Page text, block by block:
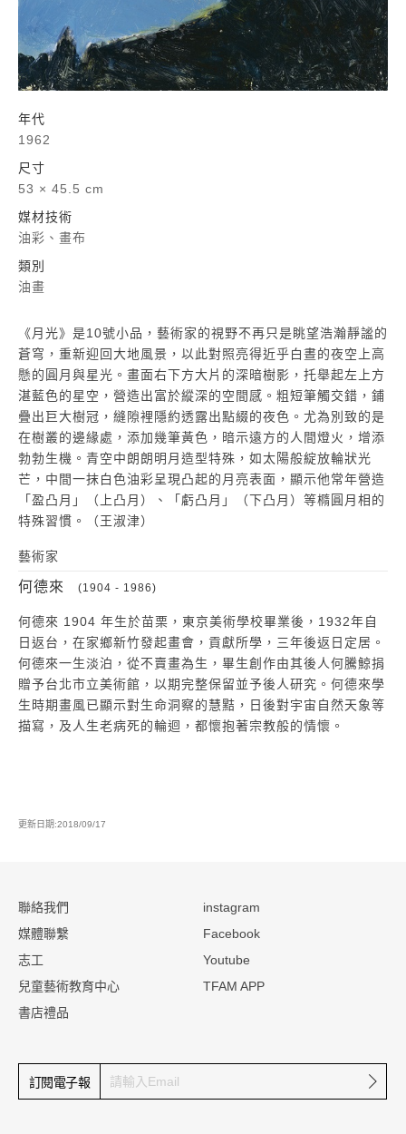
年代
1962
尺寸
53 × 45.5 cm
媒材技術
油彩、畫布
類別
油畫
《月光》是10號小品，藝術家的視野不再只是眺望浩瀚靜謐的
蒼穹，重新迎回大地風景，以此對照亮得近乎白晝的夜空上高
懸的圓月與星光。畫面右下方大片的深暗樹影，托舉起左上方
湛藍色的星空，營造出富於縱深的空間感。粗短筆觸交錯，鋪
疊出巨大樹冠，縫隙裡隱約透露出點綴的夜色。尤為別致的是
在樹叢的邊緣處，添加幾筆黃色，暗示遠方的人間燈火，增添
勃勃生機。青空中朗朗明月造型特殊，如太陽般綻放輪狀光
芒，中間一抹白色油彩呈現凸起的月亮表面，顯示他常年營造
「盈凸月」（上凸月）、「虧凸月」（下凸月）等橢圓月相的
特殊習慣。（王淑津）
藝術家
何德來 (1904 - 1986)
何德來 1904 年生於苗栗，東京美術學校畢業後，1932年自
日返台，在家鄉新竹發起畫會，貢獻所學，三年後返日定居。
何德來一生淡泊，從不賣畫為生，畢生創作由其後人何騰鯨捐
贈予台北市立美術館，以期完整保留並予後人研究。何德來學
生時期畫風已顯示對生命洞察的慧黠，日後對宇宙自然天象等
描寫，及人生老病死的輪迴，都懷抱著宗教般的情懷。
更新日期:2018/09/17
聯絡我們
媒體聯繫
志工
兒童藝術教育中心
書店禮品
instagram
Facebook
Youtube
TFAM APP
訂閱電子報 確定